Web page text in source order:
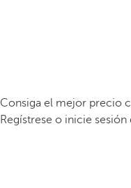
Consiga el mejor precio
Regístrese o inicie